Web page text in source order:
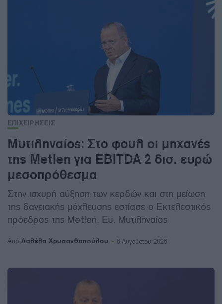
ΕΠΙΧΕΙΡΗΣΕΙΣ
Μυτιληναίος: Στο φουλ οι μηχανές
της Metlen για EBITDA 2 δισ. ευρώ
μεσοπρόθεσμα
Στην ισχυρή αύξηση των κερδών και στη μείωση
της δανειακής μόχλευσης εστίασε o Εκτελεστικός
πρόεδρος της Metlen, Ευ. Μυτιληναίος
Από Λαλέλα Χρυσανθοπούλου 6 Αυγούστου 2026